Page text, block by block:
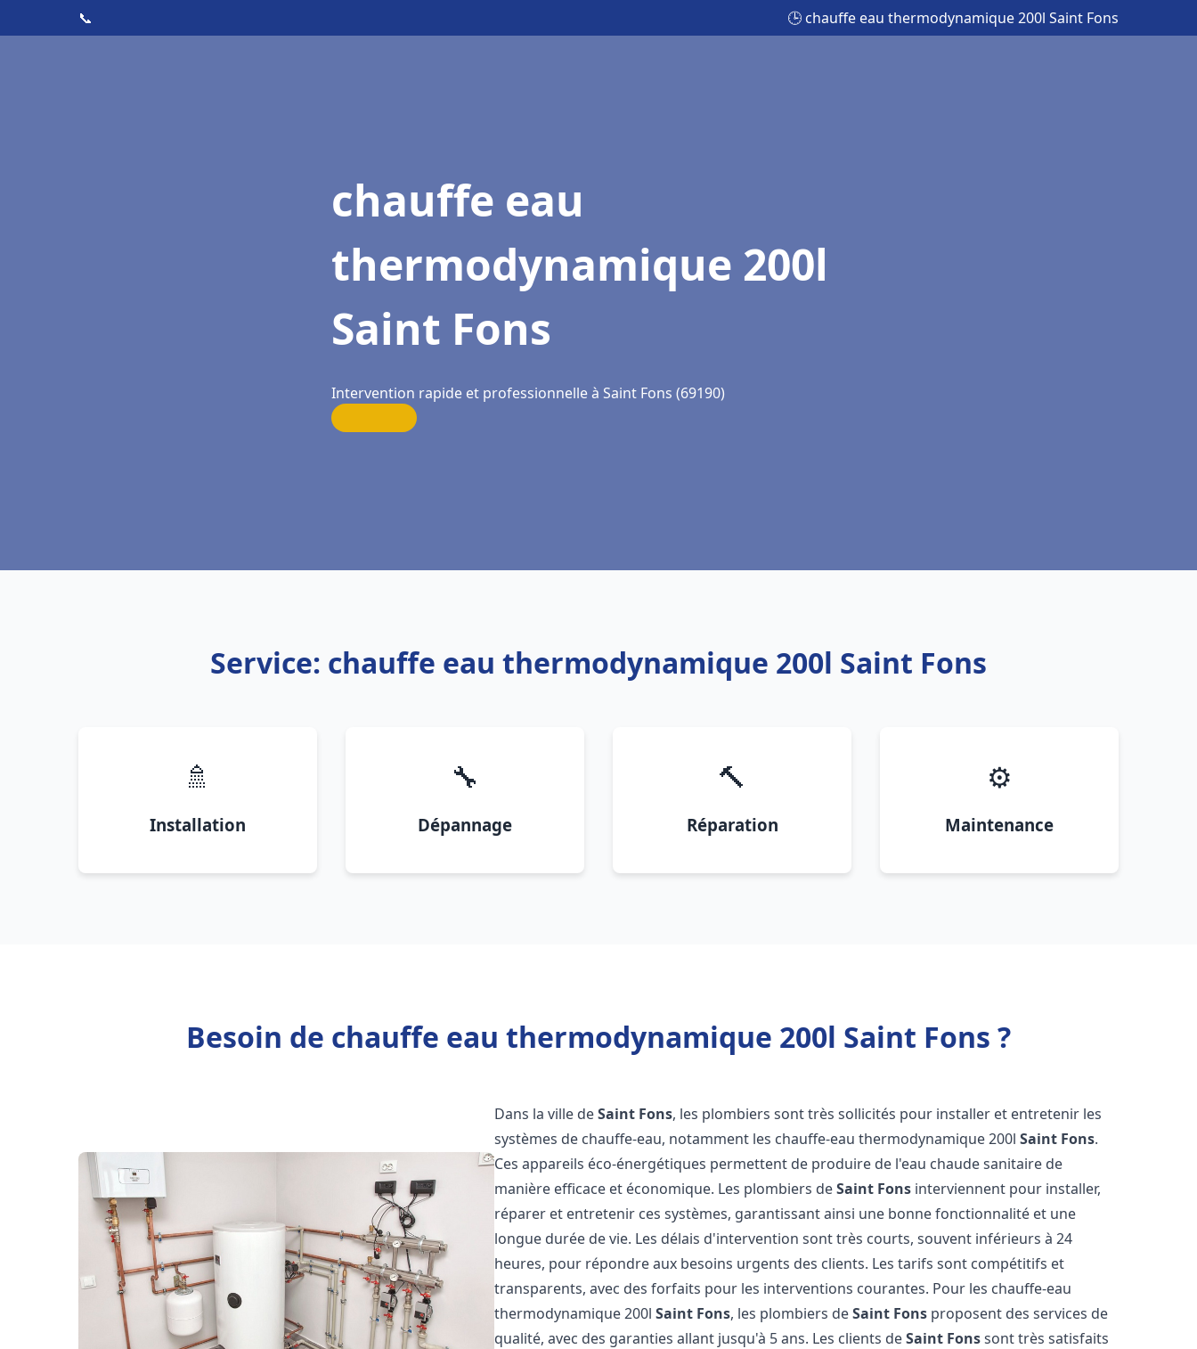
📞 🕒 chauffe eau thermodynamique 200l Saint Fons
chauffe eau
thermodynamique 200l
Saint Fons
Intervention rapide et professionnelle à Saint Fons (69190)
Service: chauffe eau thermodynamique 200l Saint Fons
🚿
Installation
🔧
Dépannage
🔨
Réparation
⚙️
Maintenance
Besoin de chauffe eau thermodynamique 200l Saint Fons ?
Dans la ville deSaint Fons, les plombiers sont très sollicités pour installer et entretenir les
systèmes de chauffe-eau, notamment les chauffe-eau thermodynamique 200lSaint Fons.
Ces appareils éco-énergétiques permettent de produire de l'eau chaude sanitaire de
manière efficace et économique. Les plombiers deSaint Fons interviennent pour installer,
réparer et entretenir ces systèmes, garantissant ainsi une bonne fonctionnalité et une
longue durée de vie. Les délais d'intervention sont très courts, souvent inférieurs à 24
heures, pour répondre aux besoins urgents des clients. Les tarifs sont compétitifs et
transparents, avec des forfaits pour les interventions courantes. Pour les chauffe-eau
thermodynamique 200lSaint Fons, les plombiers deSaint Fons proposent des services de
qualité, avec des garanties allant jusqu'à 5 ans. Les clients deSaint Fonssont très satisfaits